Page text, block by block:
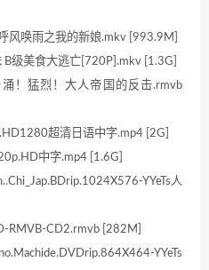
唤雨之我的新娘.mkv [993.9M]
级美食大逃亡[720P].mkv [1.3G]
！猛烈！大人帝国的反击.rmvb
超清日语中字.mp4 [2G]
中字.mp4 [1.6G]
YYeTs人
CD2.rmvb [282M]
YYeTs